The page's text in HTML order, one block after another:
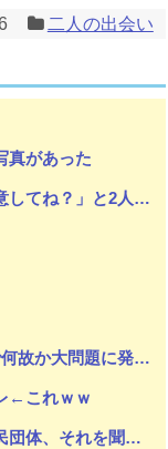
嫁が風呂入ってる間に子供と寝室に行って俺
二人の出会い
真があった
って取り返しのつかない事態に！
に発展するｗｗｗ
←これｗｗ
た被爆3世の人が……